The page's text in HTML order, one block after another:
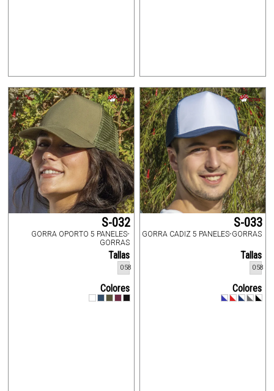
S-032
GORRA OPORTO 5 PANELES-
GORRAS
Tallas
058
Colores
S-033
GORRA CADIZ 5 PANELES-GORRAS
Tallas
058
Colores